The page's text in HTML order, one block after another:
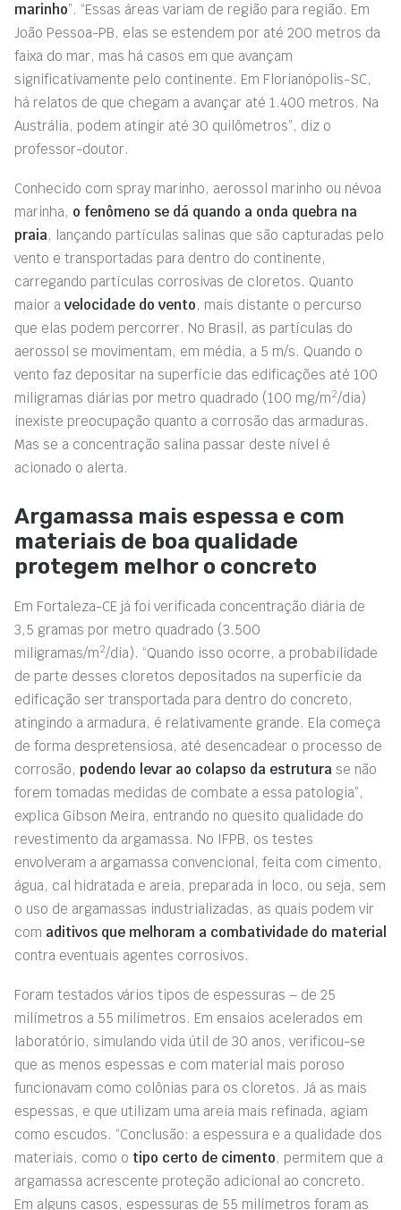
marinho”. “Essas áreas variam de região para região. Em
João Pessoa-PB, elas se estendem por até 200 metros da
faixa do mar, mas há casos em que avançam
significativamente pelo continente. Em Florianópolis-SC,
há relatos de que chegam a avançar até 1.400 metros. Na
Austrália, podem atingir até 30 quilômetros”, diz o
professor-doutor.
Conhecido com spray marinho, aerossol marinho ou névoa
marinha, o fenômeno se dá quando a onda quebra na
praia, lançando partículas salinas que são capturadas pelo
vento e transportadas para dentro do continente,
carregando partículas corrosivas de cloretos. Quanto
maior a velocidade do vento, mais distante o percurso
que elas podem percorrer. No Brasil, as partículas do
aerossol se movimentam, em média, a 5 m/s. Quando o
vento faz depositar na superfície das edificações até 100
miligramas diárias por metro quadrado (100 mg/m2/dia)
inexiste preocupação quanto a corrosão das armaduras.
Mas se a concentração salina passar deste nível é
acionado o alerta.
Argamassa mais espessa e com
materiais de boa qualidade
protegem melhor o concreto
Em Fortaleza-CE já foi verificada concentração diária de
3,5 gramas por metro quadrado (3.500
miligramas/m2/dia). “Quando isso ocorre, a probabilidade
de parte desses cloretos depositados na superfície da
edificação ser transportada para dentro do concreto,
atingindo a armadura, é relativamente grande. Ela começa
de forma despretensiosa, até desencadear o processo de
corrosão, podendo levar ao colapso da estrutura se não
forem tomadas medidas de combate a essa patologia”,
explica Gibson Meira, entrando no quesito qualidade do
revestimento da argamassa. No IFPB, os testes
envolveram a argamassa convencional, feita com cimento,
água, cal hidratada e areia, preparada in loco, ou seja, sem
o uso de argamassas industrializadas, as quais podem vir
com aditivos que melhoram a combatividade do material
contra eventuais agentes corrosivos.
Foram testados vários tipos de espessuras – de 25
milímetros a 55 milímetros. Em ensaios acelerados em
laboratório, simulando vida útil de 30 anos, verificou-se
que as menos espessas e com material mais poroso
funcionavam como colônias para os cloretos. Já as mais
espessas, e que utilizam uma areia mais refinada, agiam
como escudos. “Conclusão: a espessura e a qualidade dos
materiais, como o tipo certo de cimento, permitem que a
argamassa acrescente proteção adicional ao concreto.
Em alguns casos, espessuras de 55 milímetros foram as